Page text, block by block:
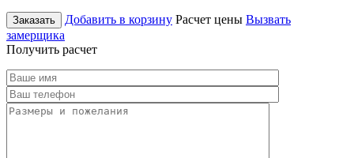
Заказать Добавить в корзину Расчет цены Вызвать
замерщика
Получить расчет